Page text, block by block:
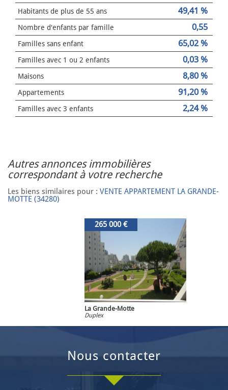
Habitants de plus de 55 ans 49,41 %
Nombre d'enfants par famille 0,55
Familles sans enfant 65,02 %
Familles avec 1 ou 2 enfants 0,03 %
Maisons 8,80 %
Appartements 91,20 %
Familles avec 3 enfants 2,24 %
autres annonces immobilières
correspondant à votre recherche
Les biens similaires pour : VENTE APPARTEMENT LA GRANDE-
MOTTE (34280)
265 000 €
La Grande-Motte
nous contacter